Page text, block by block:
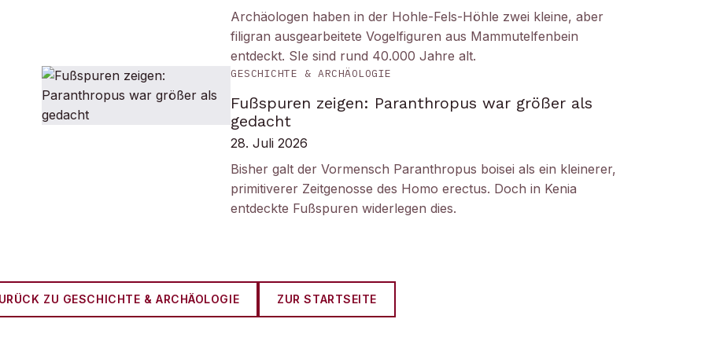
Archäologen haben in der Hohle-Fels-Höhle zwei kleine, aber
filigran ausgearbeitete Vogelfiguren aus Mammutelfenbein
entdeckt. SIe sind rund 40.000 Jahre alt.
GESCHICHTE & ARCHÄOLOGIE
Fußspuren zeigen: Paranthropus war größer als
gedacht
28. Juli 2026
Bisher galt der Vormensch Paranthropus boisei als ein kleinerer,
primitiverer Zeitgenosse des Homo erectus. Doch in Kenia
entdeckte Fußspuren widerlegen dies.
ZU GESCHICHTE & ARCHÄOLOGIE ZUR STARTSEITE